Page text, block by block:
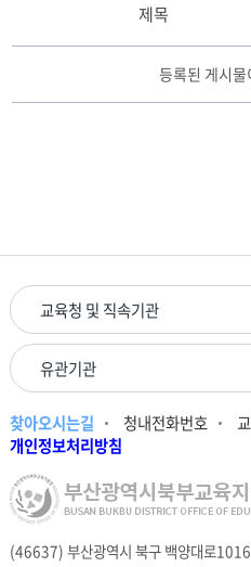
워
트
테
이
블
제목
등록된 게시물
교육청 및 직속기관
유관기관
찾아오시는길 청내전화번호
개인정보처리방침
(46637) 부산광역시 북구 백양대로